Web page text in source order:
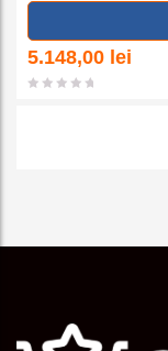
5.148,00 lei